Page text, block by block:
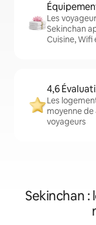
Les
Sekinchan
Cuisine, Wifi
4,6
Les
moyenne de
voyageurs
Sekinchan :